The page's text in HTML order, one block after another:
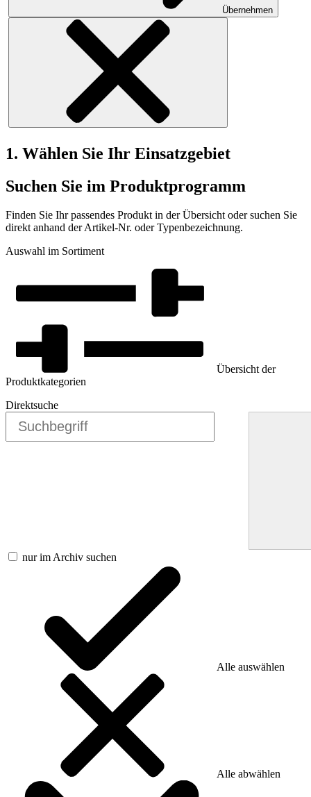
Übernehmen
1. Wählen Sie Ihr Einsatzgebiet
Suchen Sie im Produktprogramm
Finden Sie Ihr passendes Produkt in der Übersicht oder suchen Sie
direkt anhand der Artikel-Nr. oder Typenbezeichnung.
Auswahl im Sortiment
Übersicht der
Produktkategorien
Direktsuche
nur im Archiv suchen
Alle auswählen
Alle abwählen